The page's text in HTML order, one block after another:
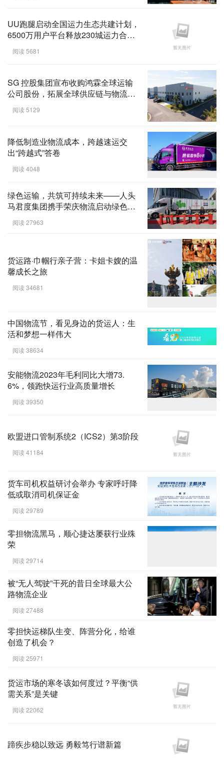
UU跑腿启动全国运力生态共建计划，
6500万用户平台释放230城运力合作
机会
阅读 5681
SG 控股集团宣布收购鸿霖全球运输
公司股份，拓展全球供应链与物流服
务阅读 5129
降低制造业物流成本，跨越速运交
出“跨越式”答卷
阅读 4048
绿色运输，共筑可持续未来——人头
马君度集团携手荣庆物流启动绿色供
应链
阅读 27963
货运路·巾帼行亲子营：卡姐卡嫂的温
馨成长之旅
阅读 34681
中国物流节，看见身边的货运人：生
活和梦想一样伟大
阅读 38634
安能物流2023年毛利同比大增73.
6%，领跑快运行业高质量增长
阅读 39350
欧盟进口管制系统2（ICS2）第3阶段
阅读 41184
货车司机权益研讨会举办 专家呼吁降
低或取消司机保证金
阅读 29789
零担物流黑马，顺心捷达屡获行业殊
荣
阅读 29714
被“无人驾驶”干死的昔日全球最大公
路物流企业
阅读 27488
零担快运梯队生变、阵营分化，给谁
创造了机会？
阅读 25971
货运市场的寒冬该如何度过？平衡“供
需关系”是关键
阅读 22062
蹄疾步稳以致远 勇毅笃行谱新篇